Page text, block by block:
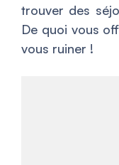
trouver des
De quoi vous
vous ruiner !